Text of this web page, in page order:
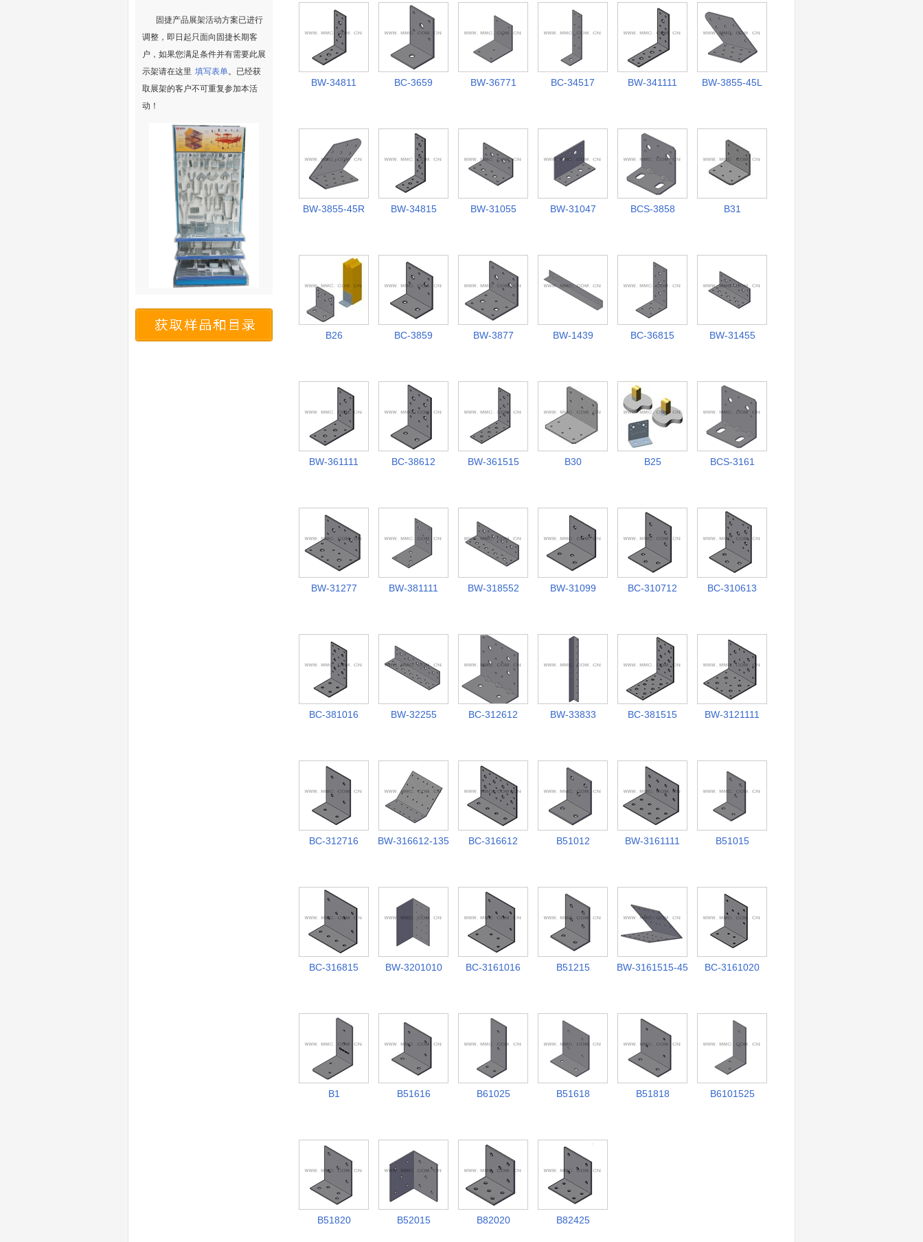
BW-34811 BC-3659 BW-36771 BC-34517 BW-341111 BW-3855-45L
BW-3855-45R BW-34815 BW-31055 BW-31047 BCS-3858 B31
B26 BC-3859 BW-3877 BW-1439 BC-36815 BW-31455
BW-361111 BC-38612 BW-361515 B30 B25 BCS-3161
BW-31277 BW-381111 BW-318552 BW-31099 BC-310712 BC-310613
BC-381016 BW-32255 BC-312612 BW-33833 BC-381515 BW-3121111
BC-312716 BW-316612-135 BC-316612 B51012 BW-3161111 B51015
BC-316815 BW-3201010 BC-3161016 B51215 BW-3161515-45 BC-3161020
B1 B51616 B61025 B51618 B51818 B6101525
B51820 B52015 B82020 B82425
固捷产品展架活动方案已进行
调整，即日起只面向固捷长期客
户，如果您满足条件并有需要此展
示架请在这里填写表单。已经获
取展架的客户不可重复参加本活
动！